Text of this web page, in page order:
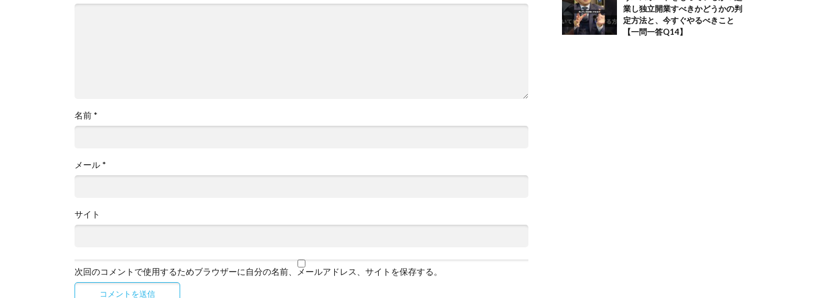
名前 *
メール *
サイト
次回のコメントで使用するためブラウザーに自分の名前、メールアドレス、サイトを保存する。
業し独立開業すべきかどうかの判
定方法と、今すぐやるべきこと
【一問一答Q14】